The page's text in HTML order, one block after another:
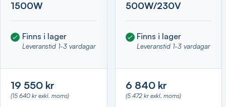
1500W
Finns i lager
Leveranstid 1-3 vardagar
19 550 kr
(15 640 kr exkl. moms)
500W/230V
Finns i lager
Leveranstid 1-3 vardagar
6 840 kr
(5 472 kr exkl. moms)